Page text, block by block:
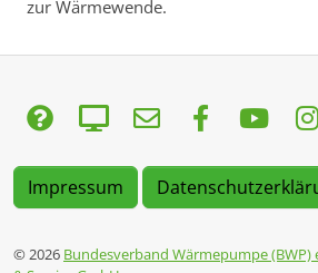
zur Wärmewende.
Impressum
© 2026 Bundesverband Wärmepumpe (BWP)